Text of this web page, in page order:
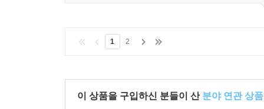
1 2
이 상품을 구입하신 분들이 산 분야 연관 상품